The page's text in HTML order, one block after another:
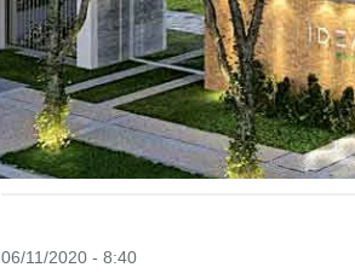
06/11/2020 - 8:40